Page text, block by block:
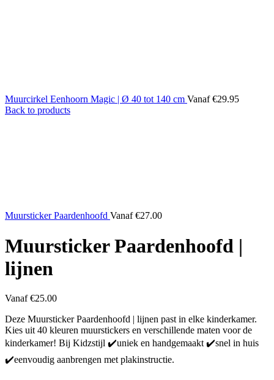
Muurcirkel Eenhoorn Magic | Ø 40 tot 140 cm Vanaf €29.95
Back to products
Muursticker Paardenhoofd Vanaf €27.00
Muursticker Paardenhoofd |
lijnen
Vanaf €25.00
Deze Muursticker Paardenhoofd | lijnen past in elke kinderkamer.
Kies uit 40 kleuren muurstickers en verschillende maten voor de
kinderkamer! Bij Kidzstijl ✔️uniek en handgemaakt ✔️snel in huis
✔️eenvoudig aanbrengen met plakinstructie.